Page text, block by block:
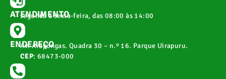
ATENDIMENTO
segunda a sexta-feira, das 08:00 às 14:00
ENDEREÇO
Av. Arapongas. Quadra 30 – n.º 16. Parque Uirapuru.
CEP: 68473-000